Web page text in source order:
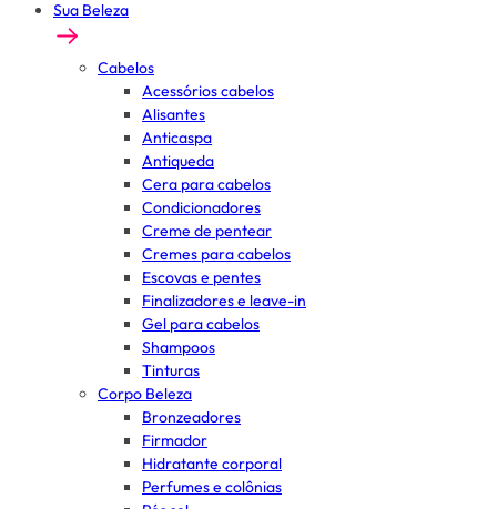
Sua Beleza
Cabelos
Acessórios cabelos
Alisantes
Anticaspa
Antiqueda
Cera para cabelos
Condicionadores
Creme de pentear
Cremes para cabelos
Escovas e pentes
Finalizadores e leave-in
Gel para cabelos
Shampoos
Tinturas
Corpo Beleza
Bronzeadores
Firmador
Hidratante corporal
Perfumes e colônias